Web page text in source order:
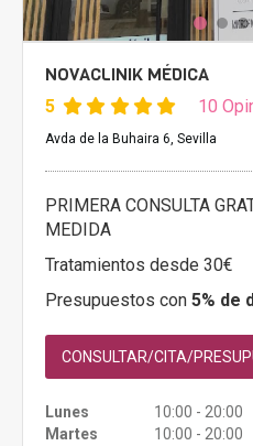
NOVACLINIK MÉDICA
5 10
Avda de la Buhaira 6, Sevilla
PRIMERA CONSULTA
MEDIDA
Tratamientos desde 30€
Presupuestos con 5% de
CONSULTAR/CITA/
Lunes
10:00 - 20:00
Martes
10:00 - 20:00